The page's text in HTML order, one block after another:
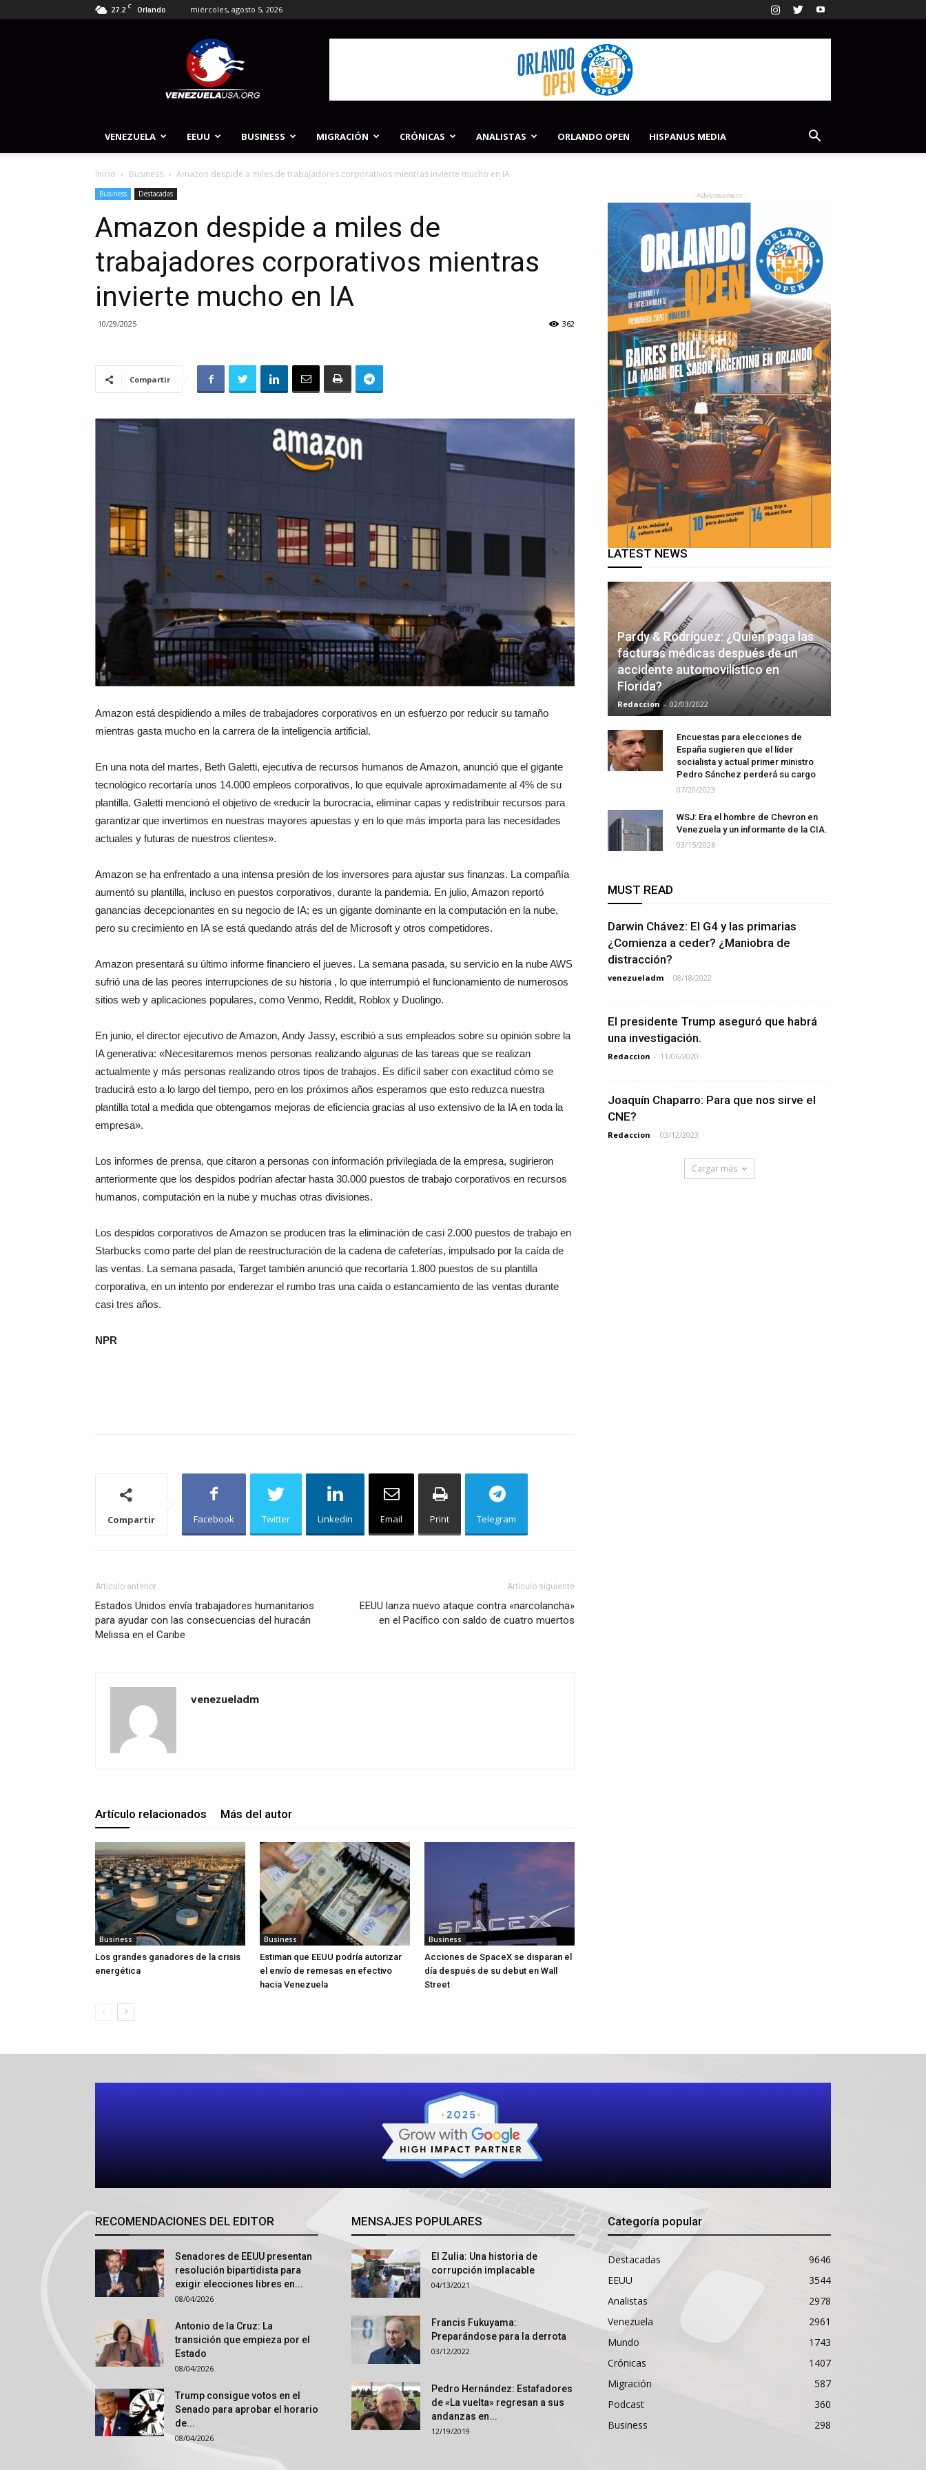
27.2 C Orlando miércoles, agosto 5, 2026
Venezuela
USA
VENEZUELA EEUU BUSINESS MIGRACIÓN CRÓNICAS ANALISTAS ORLANDO OPEN HISPANUS MEDIA
Inicio Business Amazon despide a miles de trabajadores corporativos mientras invierte mucho en IA
Business Destacadas
Amazon despide a miles de
trabajadores corporativos mientras
invierte mucho en IA
10/29/2025 362
Compartir
Amazon está despidiendo a miles de trabajadores corporativos en un esfuerzo por reducir su tamaño
mientras gasta mucho en la carrera de la inteligencia artificial.
En una nota del martes, Beth Galetti, ejecutiva de recursos humanos de Amazon, anunció que el gigante
tecnológico recortaría unos 14.000 empleos corporativos, lo que equivale aproximadamente al 4% de su
plantilla. Galetti mencionó el objetivo de «reducir la burocracia, eliminar capas y redistribuir recursos para
garantizar que invertimos en nuestras mayores apuestas y en lo que más importa para las necesidades
actuales y futuras de nuestros clientes».
Amazon se ha enfrentado a una intensa presión de los inversores para ajustar sus finanzas. La compañía
aumentó su plantilla, incluso en puestos corporativos, durante la pandemia. En julio, Amazon reportó
ganancias decepcionantes en su negocio de IA; es un gigante dominante en la computación en la nube,
pero su crecimiento en IA se está quedando atrás del de Microsoft y otros competidores.
Amazon presentará su último informe financiero el jueves. La semana pasada, su servicio en la nube AWS
sufrió una de las peores interrupciones de su historia , lo que interrumpió el funcionamiento de numerosos
sitios web y aplicaciones populares, como Venmo, Reddit, Roblox y Duolingo.
En junio, el director ejecutivo de Amazon, Andy Jassy, ​​escribió a sus empleados sobre su opinión sobre la
IA generativa: «Necesitaremos menos personas realizando algunas de las tareas que se realizan
actualmente y más personas realizando otros tipos de trabajos. Es difícil saber con exactitud cómo se
traducirá esto a lo largo del tiempo, pero en los próximos años esperamos que esto reduzca nuestra
plantilla total a medida que obtengamos mejoras de eficiencia gracias al uso extensivo de la IA en toda la
empresa».
Los informes de prensa, que citaron a personas con información privilegiada de la empresa, sugirieron
anteriormente que los despidos podrían afectar hasta 30.000 puestos de trabajo corporativos en recursos
humanos, computación en la nube y muchas otras divisiones.
Los despidos corporativos de Amazon se producen tras la eliminación de casi 2.000 puestos de trabajo en
Starbucks como parte del plan de reestructuración de la cadena de cafeterías, impulsado por la caída de
las ventas. La semana pasada, Target también anunció que recortaría 1.800 puestos de su plantilla
corporativa, en un intento por enderezar el rumbo tras una caída o estancamiento de las ventas durante
casi tres años.
NPR
Compartir Facebook Twitter Linkedin Email Print Telegram
Artículo anterior
Estados Unidos envía trabajadores humanitarios
para ayudar con las consecuencias del huracán
Melissa en el Caribe
Artículo siguiente
EEUU lanza nuevo ataque contra «narcolancha»
en el Pacífico con saldo de cuatro muertos
venezueladm
Artículo relacionados Más del autor
Business
Los grandes ganadores de la crisis
energética
Business
Estiman que EEUU podría autorizar
el envío de remesas en efectivo
hacia Venezuela
Business
Acciones de SpaceX se disparan el
día después de su debut en Wall
Street
- Advertisement -
LATEST NEWS
Pardy & Rodríguez: ¿Quién paga las
facturas médicas después de un
accidente automovilístico en
Florida?
Redaccion - 02/03/2022
Encuestas para elecciones de
España sugieren que el líder
socialista y actual primer ministro
Pedro Sánchez perderá su cargo
07/20/2023
WSJ: Era el hombre de Chevron en
Venezuela y un informante de la CIA.
03/15/2026
MUST READ
Darwin Chávez: El G4 y las primarias
¿Comienza a ceder? ¿Maniobra de
distracción?
venezueladm - 08/18/2022
El presidente Trump aseguró que habrá
una investigación.
Redaccion - 11/06/2020
Joaquín Chaparro: Para que nos sirve el
CNE?
Redaccion - 03/12/2023
Cargar más
RECOMENDACIONES DEL EDITOR
Senadores de EEUU presentan
resolución bipartidista para
exigir elecciones libres en...
08/04/2026
Antonio de la Cruz: La
transición que empieza por el
Estado
08/04/2026
Trump consigue votos en el
Senado para aprobar el horario
de...
08/04/2026
MENSAJES POPULARES
El Zulia: Una historia de
corrupción implacable
04/13/2021
Francis Fukuyama:
Preparándose para la derrota
03/12/2022
Pedro Hernández: Estafadores
de «La vuelta» regresan a sus
andanzas en...
12/19/2019
Categoría popular
Destacadas
9646
EEUU
3544
Analistas
2978
Venezuela
2961
Mundo
1743
Crónicas
1407
Migración
587
Podcast
360
Business
298